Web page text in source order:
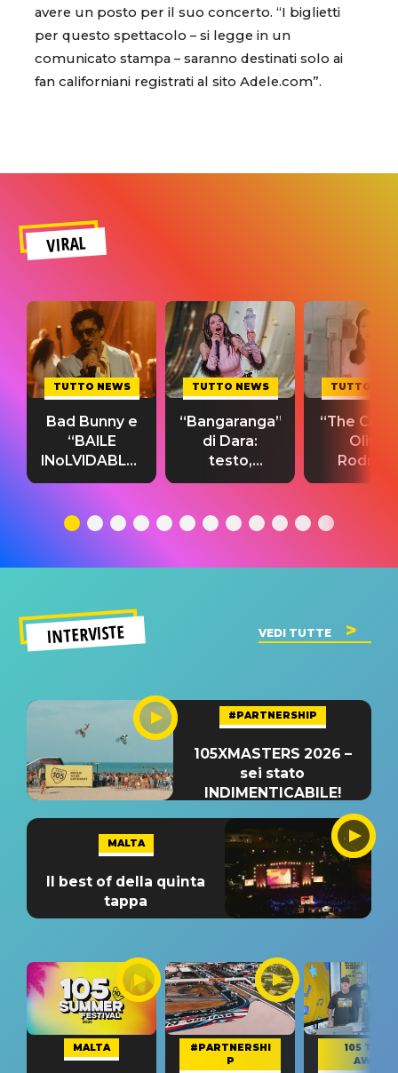
avere un posto per il suo concerto. “I biglietti
per questo spettacolo – si legge in un
comunicato stampa – saranno destinati solo ai
fan californiani registrati al sito Adele.com”.
VIRAL
TUTTO NEWS
Bad Bunny e
“BAILE
INoLVIDABLE”:
testo,
significato
TUTTO NEWS
“Bangaranga”
di Dara:
testo,
traduzione e
del singolo
TUTTO
“The
Olivia
testo,
INTERVISTE VEDI TUTTE
#PARTNERSHIP
105XMASTERS 2026 –
sei stato
INDIMENTICABILE!
MALTA
Il best of della quinta
tappa
MALTA
#PARTNERSHI
P
105 TAKE
AWAY